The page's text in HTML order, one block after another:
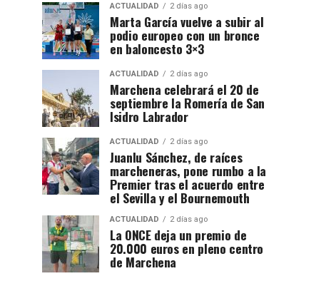
ACTUALIDAD 2 días ago
Marta García vuelve a subir al
podio europeo con un bronce
en baloncesto 3×3
ACTUALIDAD 2 días ago
Marchena celebrará el 20 de
septiembre la Romería de San
Isidro Labrador
ACTUALIDAD 2 días ago
Juanlu Sánchez, de raíces
marcheneras, pone rumbo a la
Premier tras el acuerdo entre
el Sevilla y el Bournemouth
ACTUALIDAD 2 días ago
La ONCE deja un premio de
20.000 euros en pleno centro
de Marchena